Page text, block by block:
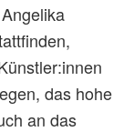
das hohe
an das